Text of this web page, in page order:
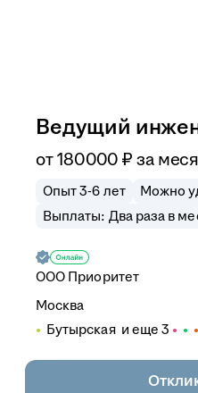
Ведущий
от180 000 ₽ за
Опыт 3-6 лет
Можно
Выплаты: Два раза в
ООО Приоритет
Москва
Бутырская и еще 3